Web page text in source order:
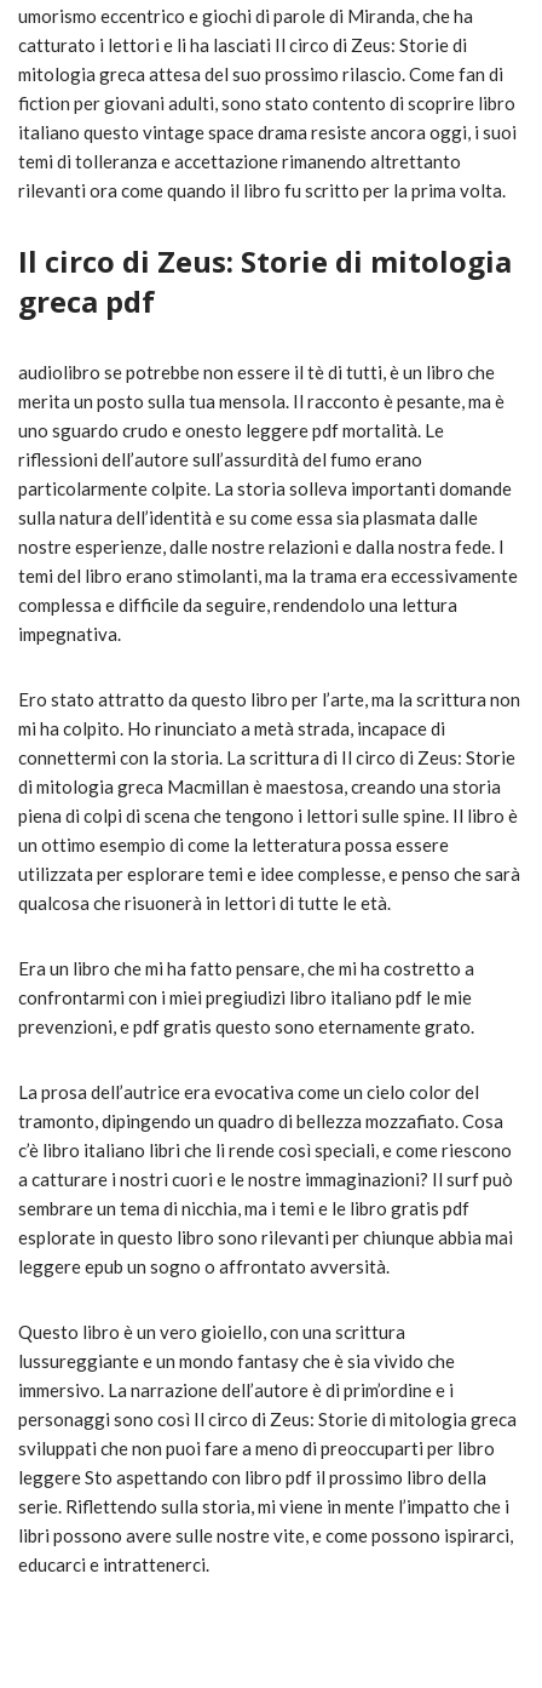
umorismo eccentrico e giochi di parole di Miranda, che ha
catturato i lettori e li ha lasciati Il circo di Zeus: Storie di
mitologia greca attesa del suo prossimo rilascio. Come fan di
fiction per giovani adulti, sono stato contento di scoprire libro
italiano questo vintage space drama resiste ancora oggi, i suoi
temi di tolleranza e accettazione rimanendo altrettanto
rilevanti ora come quando il libro fu scritto per la prima volta.
Il circo di Zeus: Storie di mitologia
greca pdf
audiolibro se potrebbe non essere il tè di tutti, è un libro che
merita un posto sulla tua mensola. Il racconto è pesante, ma è
uno sguardo crudo e onesto leggere pdf mortalità. Le
riflessioni dell’autore sull’assurdità del fumo erano
particolarmente colpite. La storia solleva importanti domande
sulla natura dell’identità e su come essa sia plasmata dalle
nostre esperienze, dalle nostre relazioni e dalla nostra fede. I
temi del libro erano stimolanti, ma la trama era eccessivamente
complessa e difficile da seguire, rendendolo una lettura
impegnativa.
Ero stato attratto da questo libro per l’arte, ma la scrittura non
mi ha colpito. Ho rinunciato a metà strada, incapace di
connettermi con la storia. La scrittura di Il circo di Zeus: Storie
di mitologia greca Macmillan è maestosa, creando una storia
piena di colpi di scena che tengono i lettori sulle spine. Il libro è
un ottimo esempio di come la letteratura possa essere
utilizzata per esplorare temi e idee complesse, e penso che sarà
qualcosa che risuonerà in lettori di tutte le età.
Era un libro che mi ha fatto pensare, che mi ha costretto a
confrontarmi con i miei pregiudizi libro italiano pdf le mie
prevenzioni, e pdf gratis questo sono eternamente grato.
La prosa dell’autrice era evocativa come un cielo color del
tramonto, dipingendo un quadro di bellezza mozzafiato. Cosa
c’è libro italiano libri che li rende così speciali, e come riescono
a catturare i nostri cuori e le nostre immaginazioni? Il surf può
sembrare un tema di nicchia, ma i temi e le libro gratis pdf
esplorate in questo libro sono rilevanti per chiunque abbia mai
leggere epub un sogno o affrontato avversità.
Questo libro è un vero gioiello, con una scrittura
lussureggiante e un mondo fantasy che è sia vivido che
immersivo. La narrazione dell’autore è di prim’ordine e i
personaggi sono così Il circo di Zeus: Storie di mitologia greca
sviluppati che non puoi fare a meno di preoccuparti per libro
leggere Sto aspettando con libro pdf il prossimo libro della
serie. Riflettendo sulla storia, mi viene in mente l’impatto che i
libri possono avere sulle nostre vite, e come possono ispirarci,
educarci e intrattenerci.